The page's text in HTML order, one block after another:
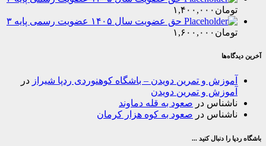
۱,۴۰۰,۰۰۰
حق عضویت سال ۱۴۰۵ عضویت رسمی پایه ۳
۱,۶۰۰,۰۰۰
و تمرین دویدن – باشگاه کوهنوردی ردپا شیراز در
و تمرین دویدن
درصعود به قله دماوند
درصعود به کوه هزار کرمان
دنبال کنید ...